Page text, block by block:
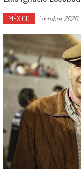
MÉXICO 1 octubre, 2020